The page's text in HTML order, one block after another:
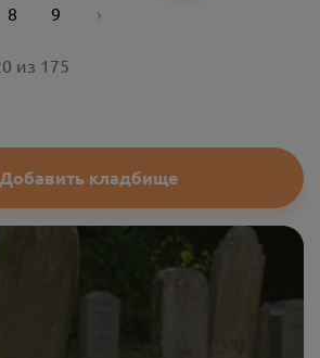
8 9 ›Next
из 175
Добавить кладбище